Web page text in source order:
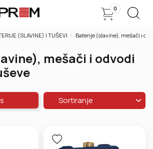
0
(SLAVINE) I TUŠEVI Baterije (slavine), mešači i
mešači i odvodi